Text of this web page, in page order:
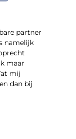
partner
namelijk
maar
mij
dan bij